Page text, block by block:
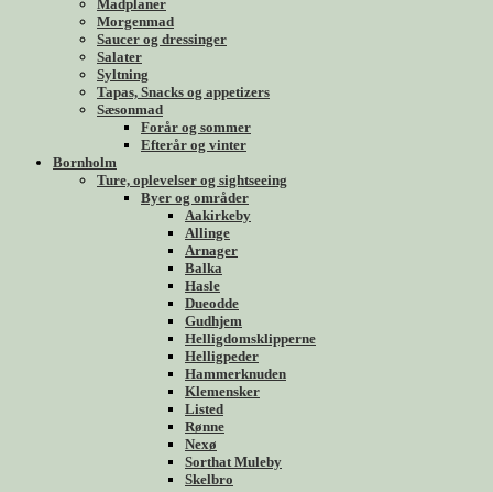
Madplaner
Morgenmad
Saucer og dressinger
Salater
Syltning
Tapas, Snacks og appetizers
Sæsonmad
Forår og sommer
Efterår og vinter
Bornholm
Ture, oplevelser og sightseeing
Byer og områder
Aakirkeby
Allinge
Arnager
Balka
Hasle
Dueodde
Gudhjem
Helligdomsklipperne
Helligpeder
Hammerknuden
Klemensker
Listed
Rønne
Nexø
Sorthat Muleby
Skelbro